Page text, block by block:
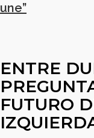
une”
ENTRE
FUTURO